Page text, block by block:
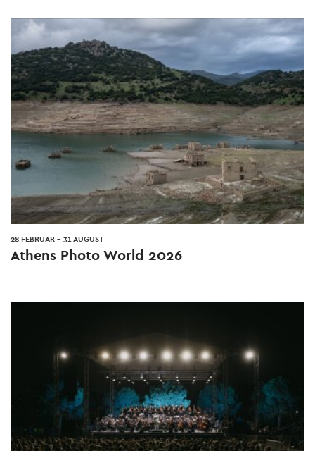
28 FEBRUAR - 31 AUGUST
Athens Photo World 2026